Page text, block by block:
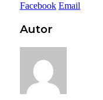
Facebook Email
Autor